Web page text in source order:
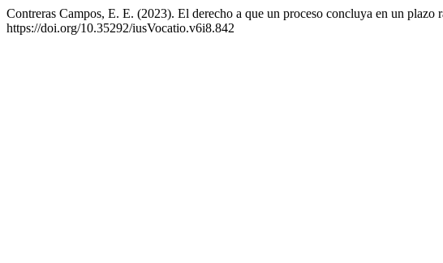
Contreras Campos, E. E. (2023). El derecho a que un proceso concluya en un
https://doi.org/10.35292/iusVocatio.v6i8.842